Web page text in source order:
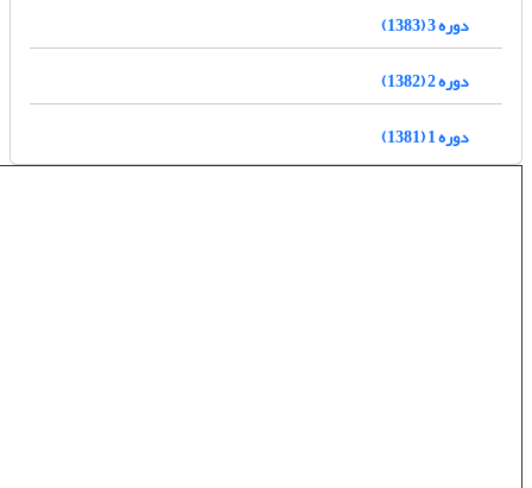
دوره 3 (1383)
دوره 2 (1382)
دوره 1 (1381)